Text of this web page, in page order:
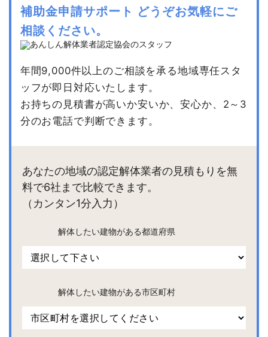
補助金申請サポート どうぞお気軽にご
相談ください。
年間9,000件以上のご相談を承る地域専任スタ
ッフが即日対応いたします。
お持ちの見積書が高いか安いか、安心か、2～3
分のお電話で判断できます。
あなたの地域の認定解体業者の見積もりを無
料で6社まで比較できます。
（カンタン1分入力）
解体したい建物がある都道府県
解体したい建物がある市区町村